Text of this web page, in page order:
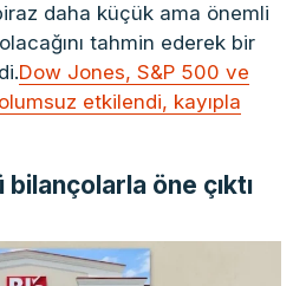
daha küçük ama önemli
tahmin ederek bir
Dow Jones, S&P 500 ve
etkilendi, kayıpla
öne çıktı